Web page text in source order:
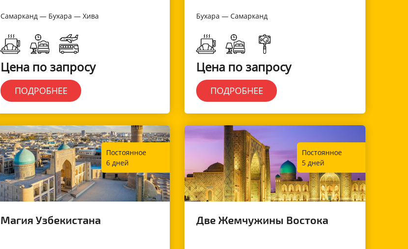
Самарканд — Бухара — Хива
Цена по запросу
ПОДРОБНЕЕ
Бухара — Самарканд
Цена по запросу
ПОДРОБНЕЕ
Постоянное
6 дней
Магия Узбекистана
Постоянное
5 дней
Две Жемчужины Востока